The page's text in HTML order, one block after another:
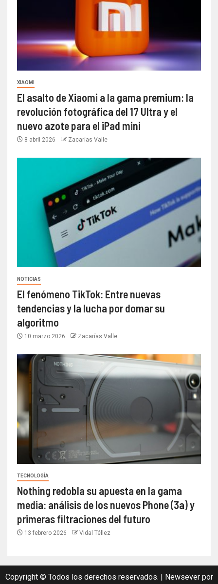
XIAOMI
El asalto de Xiaomi a la gama premium: la
revolución fotográfica del 17 Ultra y el
nuevo azote para el iPad mini
8 abril 2026 Zacarías Valle
NOTICIAS
El fenómeno TikTok: Entre nuevas
tendencias y la lucha por domar su
algoritmo
10 marzo 2026 Zacarías Valle
TECNOLOGÍA
Nothing redobla su apuesta en la gama
media: análisis de los nuevos Phone (3a) y
primeras filtraciones del futuro
13 febrero 2026 Vidal Téllez
Copyright © Todos los derechos reservados. | Newseverpor